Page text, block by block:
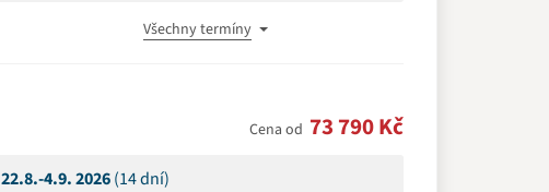
Všechny termíny
Cena od 73 790 Kč
22.8.-4.9. 2026(14 dní)